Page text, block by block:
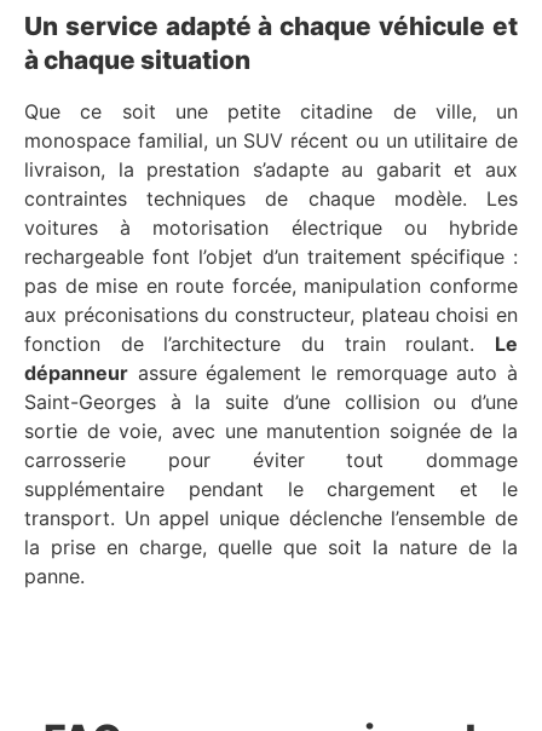
Un service adapté à chaque véhicule et
à chaque situation
Que ce soit une petite citadine de ville, un
monospace familial, un SUV récent ou un utilitaire de
livraison, la prestation s’adapte au gabarit et aux
contraintes techniques de chaque modèle. Les
voitures à motorisation électrique ou hybride
rechargeable font l’objet d’un traitement spécifique :
pas de mise en route forcée, manipulation conforme
aux préconisations du constructeur, plateau choisi en
fonction de l’architecture du train roulant. Le
dépanneur assure également le remorquage auto à
Saint-Georges à la suite d’une collision ou d’une
sortie de voie, avec une manutention soignée de la
carrosserie pour éviter tout dommage
supplémentaire pendant le chargement et le
transport. Un appel unique déclenche l’ensemble de
la prise en charge, quelle que soit la nature de la
panne.